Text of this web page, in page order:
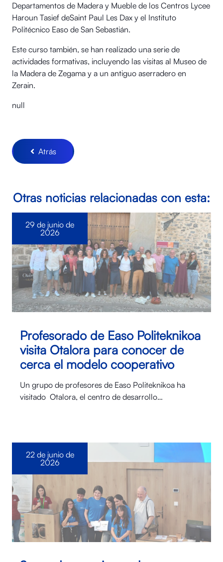
Departamentos de Madera y Mueble de los Centros Lycee
Haroun Tasief deSaint Paul Les Dax y el Instituto
Politécnico Easo de San Sebastián.
Este curso también, se han realizado una serie de
actividades formativas, incluyendo las visitas al Museo de
la Madera de Zegama y a un antiguo aserradero en
Zerain.
null
Atrás
Otras noticias relacionadas con esta:
Profesorado de Easo Politeknikoa
visita Otalora para conocer de
cerca el modelo cooperativo
Un grupo de profesores de Easo Politeknikoa ha
visitado Otalora⁠, el centro de desarrollo…
29 de junio de
2026
22 de junio de
2026